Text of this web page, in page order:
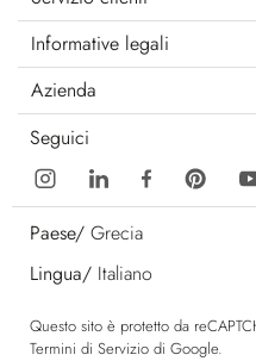
Informative legali
Azienda
Seguici
Paese/ Grecia
Lingua/ Italiano
Questo sito è protetto da
Termini di Servizio di Google.